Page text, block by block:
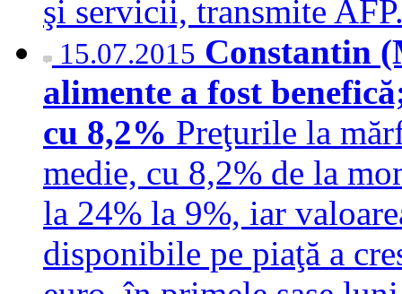
şi servicii, transmite
15.07.2015 Constantin
alimente a fost
cu 8,2% Preţurile la
medie, cu 8,2% de la
la 24% la 9%, iar
disponibile pe piaţă a